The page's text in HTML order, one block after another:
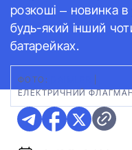
розкоші – новинка
будь-який інший
батарейках.
ФОТО:
ЕЛЕКТРИЧНИЙ ФЛАГМАН